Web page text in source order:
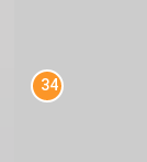
34